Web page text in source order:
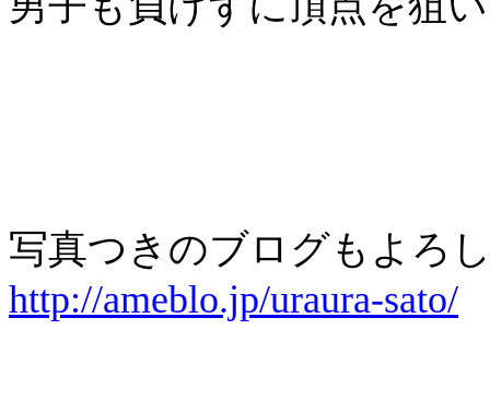
写真つきのブログもよろ
http://ameblo.jp/uraura-sato/